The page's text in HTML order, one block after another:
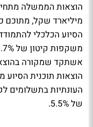
הסיוע הכלכלי
אשתקד שמקורה
העונתיות בתשלומים
של 5.5%.